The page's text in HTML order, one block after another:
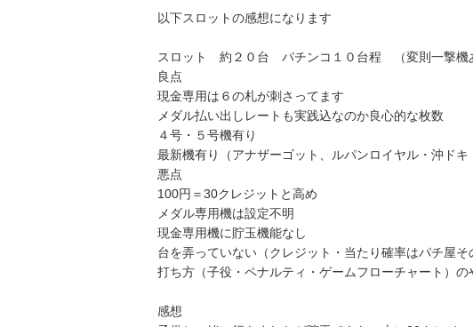
以下スロットの感想になります
スロット 約２０台 パチンコ１０台程 （変則一撃機
良点
現金専用は６の札が刺さってます
メダル払い出しレートも実践込なのか良心的な枚数
４号・５号機有り
最新機有り（アナザーゴット、ルパンロイヤル・沖ドキ
悪点
100円＝30クレジットと高め
メダル専用機は設定不明
現金専用機に貯玉機能なし
台を弄っていない（クレジット・当たり確率はパチ屋そ
打ち方（子役・ペナルティ・ゲームフローチャート）
感想